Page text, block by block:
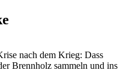
nach dem Krieg: Dass
Brennholz sammeln und ins